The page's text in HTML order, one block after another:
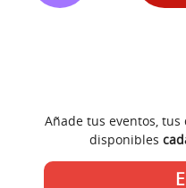
Añade tus eventos, tus
disponibles